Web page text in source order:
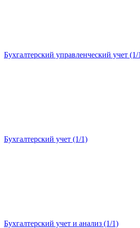
Бухгалтерский управленческий учет (1/
Бухгалтерский учет (1/1)
Бухгалтерский учет и анализ (1/1)